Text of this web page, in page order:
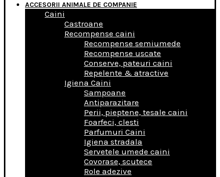
ACCESORII ANIMALE DE COMPANIE
Caini
Castroane
Recompense caini
Recompense semiumede
Recompense uscate
Conserve, pateuri caini
Repelente & atractive
Igiena Caini
Sampoane
Antiparazitare
Perii, pieptene, tesale caini
Foarfeci, clesti
Parfumuri Caini
Igiena stradala
Servetele umede caini
Covorase, scutece
Role adezive